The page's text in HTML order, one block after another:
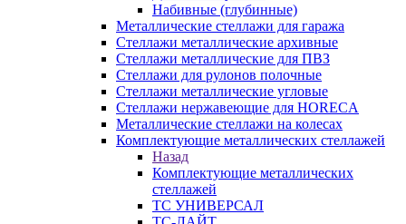
Набивные (глубинные)
Металлические стеллажи для гаража
Стеллажи металлические архивные
Стеллажи металлические для ПВЗ
Стеллажи для рулонов полочные
Стеллажи металлические угловые
Стеллажи нержавеющие для HORECA
Металлические стеллажи на колесах
Комплектующие металлических стеллажей
Назад
Комплектующие металлических
стеллажей
ТС УНИВЕРСАЛ